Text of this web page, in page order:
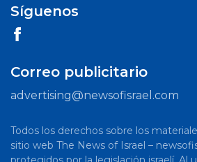
Síguenos
Correo publicitario
advertising@newsofisrael.com
Todos los derechos sobre los
sitio web The News of Israel –